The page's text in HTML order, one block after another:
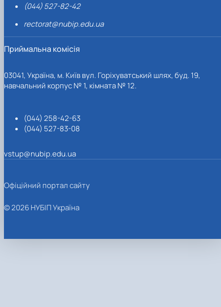
(044) 527-82-42
rectorat@nubip.edu.ua
Приймальна комісія
03041, Україна, м. Київ вул. Горіхуватський шлях, буд. 19,
навчальний корпус № 1, кімната № 12.
(044) 258-42-63
(044) 527-83-08
vstup@nubip.edu.ua
Офіційний портал сайту
© 2026 НУБІП Україна